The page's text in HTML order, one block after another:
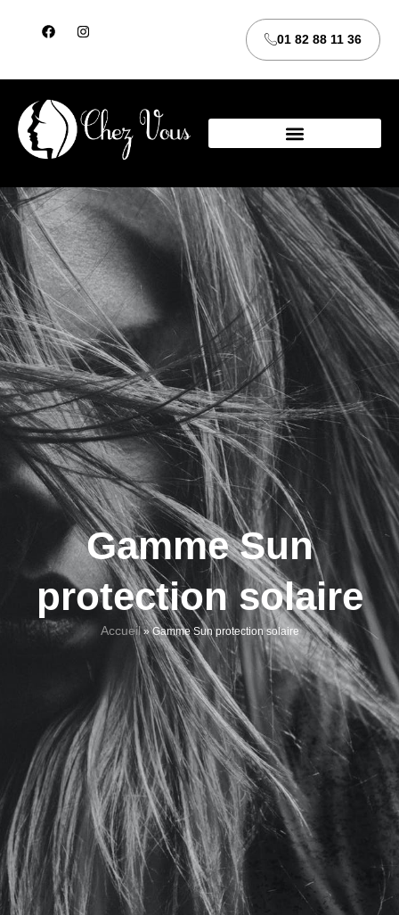
01 82 88 11 36
Gamme Sun
protection solaire
Accueil»Gamme Sun protection solaire